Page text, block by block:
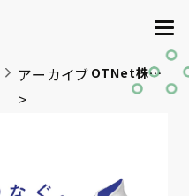
アーカイブ
>
OTNet株式会社